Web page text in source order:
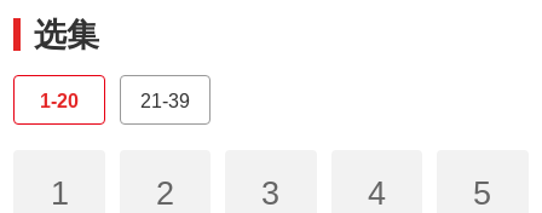
选集
1-20 21-39
1 2 3 4 5